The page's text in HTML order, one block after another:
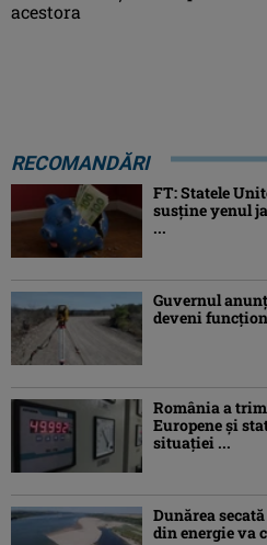
acestora
RECOMANDĂRI
FT: Statele
susține yenul
...
Guvernul
deveni
România a
Europene și
situației ...
Dunărea
din energie va